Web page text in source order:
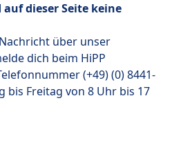
dieser Seite keine
über unser
dich beim HiPP
(+49) (0) 8441-
bis Freitag von 8 Uhr bis 17